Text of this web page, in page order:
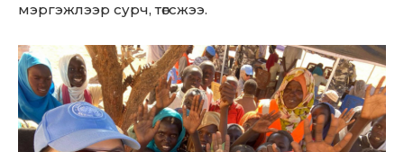
мэргэжлээр сурч, төгсжээ.